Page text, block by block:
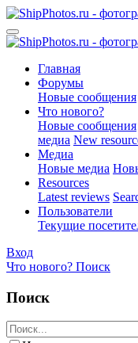
Главная
Форумы
Новые сообщения
Что нового?
Новые сообщения
медиа New
Медиа
Новые медиа
Resources
Latest reviews
Пользователи
Текущие
Вход
Что нового? Поиск
Поиск